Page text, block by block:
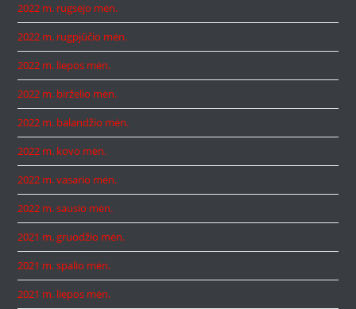
2022 m. rugsėjo mėn.
2022 m. rugpjūčio mėn.
2022 m. liepos mėn.
2022 m. birželio mėn.
2022 m. balandžio mėn.
2022 m. kovo mėn.
2022 m. vasario mėn.
2022 m. sausio mėn.
2021 m. gruodžio mėn.
2021 m. spalio mėn.
2021 m. liepos mėn.